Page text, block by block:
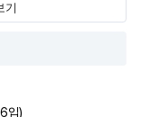
기
입)